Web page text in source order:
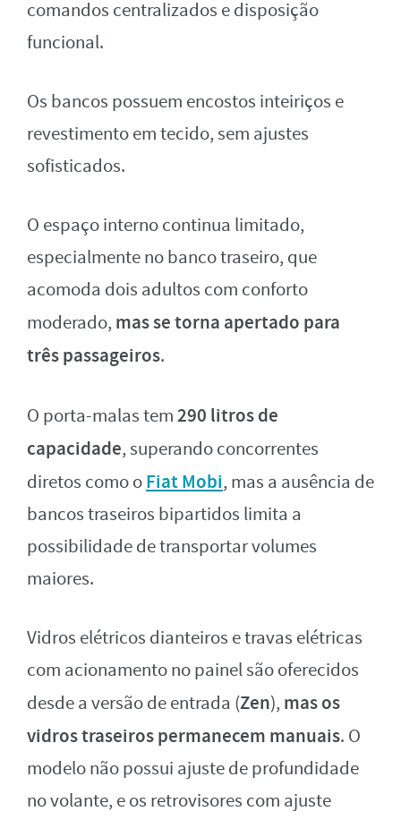
comandos centralizados e disposição
funcional.
Os bancos possuem encostos inteiriços e
revestimento em tecido, sem ajustes
sofisticados.
O espaço interno continua limitado,
especialmente no banco traseiro, que
acomoda dois adultos com conforto
moderado, mas se torna apertado para
três passageiros.
O porta-malas tem290 litros de
capacidade, superando concorrentes
diretos como oFiat Mobi, mas a ausência de
bancos traseiros bipartidos limita a
possibilidade de transportar volumes
maiores.
Vidros elétricos dianteiros e travas elétricas
com acionamento no painel são oferecidos
desde a versão de entrada (Zen), mas os
vidros traseiros permanecem manuais. O
modelo não possui ajuste de profundidade
no volante, e os retrovisores com ajuste